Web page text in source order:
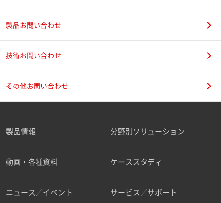
ご勤務先
職種
製品お問い合わせ
技術お問い合わせ
その他お問い合わせ
製品情報 分野別ソリューション
動画・各種資料 ケーススタディ
ニュース／イベント サービス／サポート